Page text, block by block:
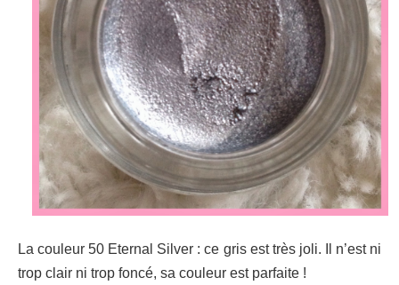
La couleur 50 Eternal Silver : ce gris est très joli. Il n’est ni
trop clair ni trop foncé, sa couleur est parfaite !